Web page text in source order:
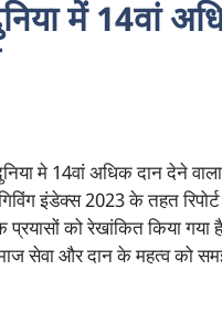
में 14वां
मे 14वां अधिक दान देने
इंडेक्स 2023 के तहत
प्रयासों को रेखांकित किया
सेवा और दान के महत्व को